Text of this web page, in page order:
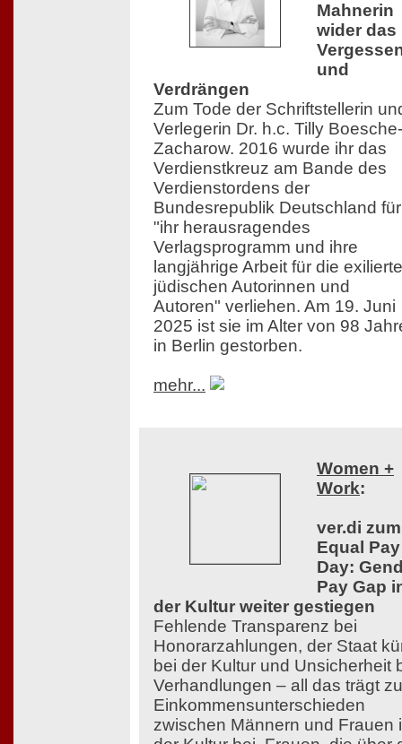
Mahnerin
wider das
und
Verdrängen
Zum Tode der Schriftstellerin
Verlegerin Dr. h.c. Tilly Boesche-
Zacharow. 2016 wurde ihr das
Verdienstkreuz am Bande des
Verdienstordens der
Bundesrepublik Deutschland für
"ihr herausragendes
Verlagsprogramm und ihre
langjährige Arbeit für die
jüdischen Autorinnen und
Autoren" verliehen. Am 19. Juni
2025 ist sie im Alter von 98
in Berlin gestorben.
mehr...
Women +
Work:
ver.di zum
Equal Pay
Day:
Pay Gap
der Kultur weiter gestiegen
Fehlende Transparenz bei
Honorarzahlungen, der Staat
bei der Kultur und Unsicherheit
Verhandlungen – all das trägt zu
Einkommensunterschieden
zwischen Männern und Frauen